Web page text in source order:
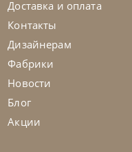
Доставка и оплата
Контакты
Дизайнерам
Фабрики
Новости
Блог
Акции